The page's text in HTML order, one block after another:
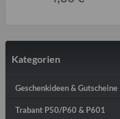
Kategorien
Geschenkideen & Gutscheine
Trabant P50/P60 & P601